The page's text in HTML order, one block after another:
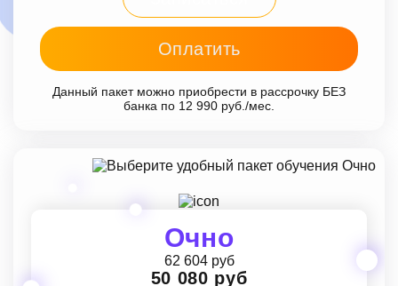
Оплатить
Данный пакет можно приобрести в рассрочку БЕЗ
банка по 12 990 руб./мес.
Очно
62 604 руб
50 080 руб